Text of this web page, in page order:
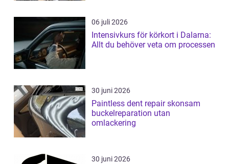
06 juli 2026
Intensivkurs för körkort i Dalarna:
Allt du behöver veta om processen
30 juni 2026
Paintless dent repair skonsam
buckelreparation utan
omlackering
30 juni 2026